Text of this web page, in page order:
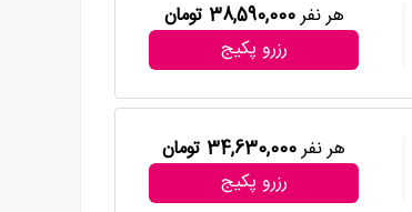
هر نفر38,590,000 تومان
رزرو پکیج
هر نفر34,630,000 تومان
رزرو پکیج